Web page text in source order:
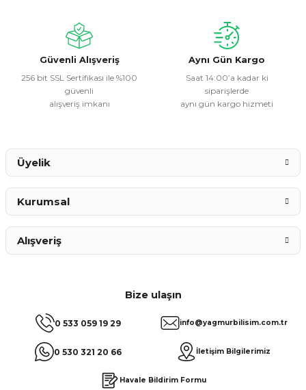
Ürün fiyatı diğer sitelerden daha pahalı.
Bu ürüne benzer farklı alternatifler olmalı.
Güvenli Alışveriş
256 bit SSL Sertifikası ile %100
güvenli
alışveriş imkanı
Aynı Gün Kargo
Saat 14:00’a kadar ki
siparişlerde
aynı gün kargo hizmeti
Bize ulaşın
0 533 059 19 29
0 530 321 20 66
info@yagmurbilisim.com.tr
İletişim Bilgilerimiz
Havale Bildirim Formu
Üyelik
Kurumsal
Alışveriş